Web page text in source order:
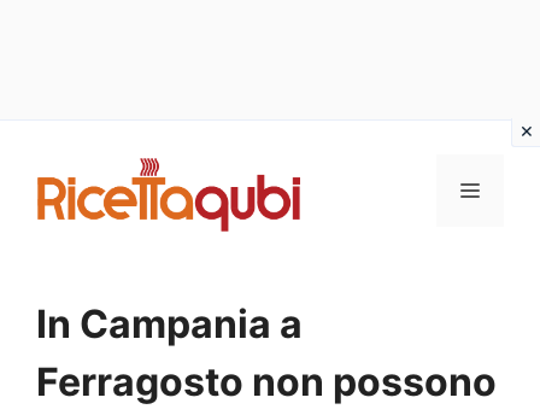
contenuto
MENU
In Campania a
Ferragosto non possono